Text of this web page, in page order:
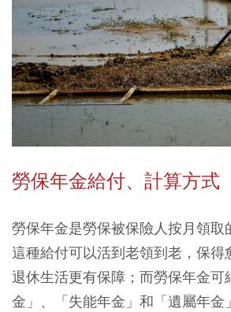
勞保年金給付、計算方式
勞保年金是勞保被保險人按月領取
這種給付可以活到老領到老，保得
退休生活更有保障；而勞保年金可
金」、「失能年金」和「遺屬年金